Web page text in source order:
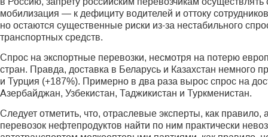
мобилизация — к дефициту водителей и оттоку
но остаются существенные риски из-за нестабильного
транспортных средств.
Спрос на экспортные перевозки, несмотря на потерю
стран. Правда, доставка в Беларусь и Казахстан немного
и Турция (+187%). Примерно в два раза вырос спрос на
Азербайджан, Узбекистан, Таджикистан и Туркменистан.
Следует отметить, что, отраслевые эксперты, как
перевозок нефтепродуктов найти по ним практически